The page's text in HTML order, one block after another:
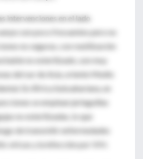
intervenciones en el lado
son poco frecuentes pero no
no seguras, con reutilización
no esterilizado, son muy
del sur de Asia, oriente Medio
En África Subsahariana, en
se emplean jeringuillas
no esterilizadas, lo que
de transmitir enfermedades
víricas y la infección por VIH.